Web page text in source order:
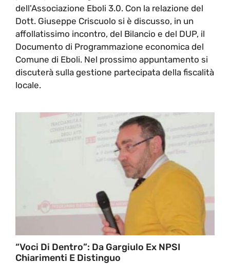
dell'Associazione Eboli 3.0. Con la relazione del
Dott. Giuseppe Criscuolo si è discusso, in un
affollatissimo incontro, del Bilancio e del DUP, il
Documento di Programmazione economica del
Comune di Eboli. Nel prossimo appuntamento si
discuterà sulla gestione partecipata della fiscalità
locale.
“Voci Di Dentro”: Da Gargiulo Ex NPSI
Chiarimenti E Distinguo